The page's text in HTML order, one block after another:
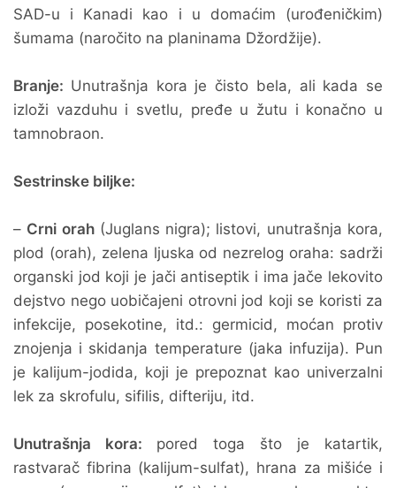
SAD-u i Kanadi kao i u domaćim (urođeničkim)
šumama (naročito na planinama Džordžije).
Branje: Unutrašnja kora je čisto bela, ali kada se
izloži vazduhu i svetlu, pređe u žutu i konačno u
tamnobraon.
Sestrinske biljke:
– Crni orah(Juglans nigra); listovi, unutrašnja kora,
plod (orah), zelena ljuska od nezrelog oraha: sadrži
organski jod koji je jači antiseptik i ima jače lekovito
dejstvo nego uobičajeni otrovni jod koji se koristi za
infekcije, posekotine, itd.: germicid, moćan protiv
znojenja i skidanja temperature (jaka infuzija). Pun
je kalijum-jodida, koji je prepoznat kao univerzalni
lek za skrofulu, sifilis, difteriju, itd.
Unutrašnja kora: pored toga što je katartik,
rastvarač fibrina (kalijum-sulfat), hrana za mišiće i